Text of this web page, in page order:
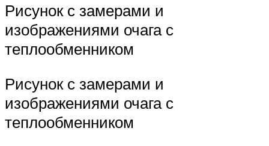
Рисунок с замерами и
изображениями очага с
теплообменником
Рисунок с замерами и
изображениями очага с
теплообменником